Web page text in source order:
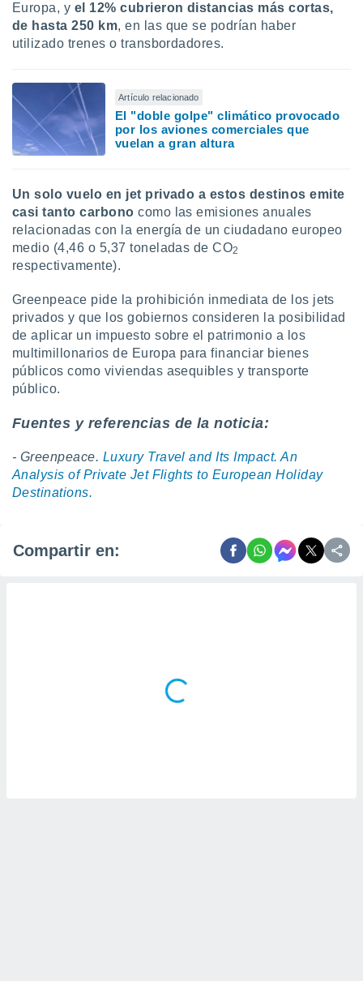
Europa, y el 12% cubrieron distancias más cortas,
de hasta 250 km, en las que se podrían haber
utilizado trenes o transbordadores.
Artículo relacionado
El "doble golpe" climático provocado
por los aviones comerciales que
vuelan a gran altura
Un solo vuelo en jet privado a estos destinos emite
casi tanto carbono como las emisiones anuales
relacionadas con la energía de un ciudadano europeo
medio (4,46 o 5,37 toneladas de CO2
respectivamente).
Greenpeace pide la prohibición inmediata de los jets
privados y que los gobiernos consideren la posibilidad
de aplicar un impuesto sobre el patrimonio a los
multimillonarios de Europa para financiar bienes
públicos como viviendas asequibles y transporte
público.
Fuentes y referencias de la noticia:
- Greenpeace. Luxury Travel and Its Impact. An
Analysis of Private Jet Flights to European Holiday
Destinations.
Compartir en: